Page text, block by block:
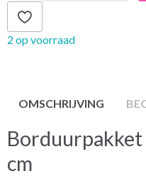
2 op voorraad
OMSCHRIJVING
cm